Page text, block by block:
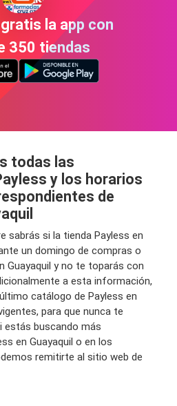
la app con
350 tiendas
todas las
y los horarios
de
sabrás si la tienda Payless en
un domingo de compras o
Guayaquil y no te toparás con
a esta información,
catálogo de Payless en
para que nunca te
estás buscando más
en Guayaquil o en los
remitirte al sitio web de